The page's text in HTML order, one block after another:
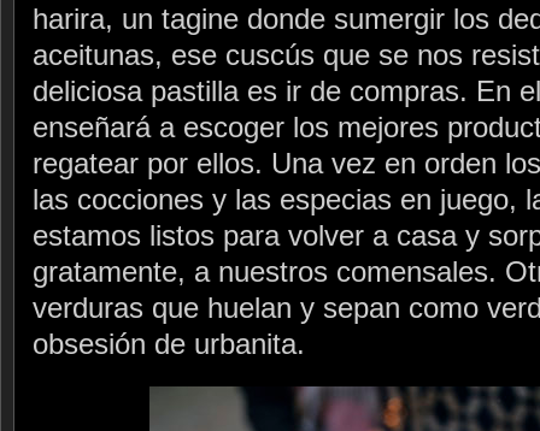
harira, un tagine donde sumergir los
aceitunas, ese cuscús que se nos
deliciosa pastilla es ir de compras. En
enseñará a escoger los mejores
regatear por ellos. Una vez en orden
las cocciones y las especias en juego,
estamos listos para volver a casa y
gratamente, a nuestros comensales.
verduras que huelan y sepan como
obsesión de urbanita.